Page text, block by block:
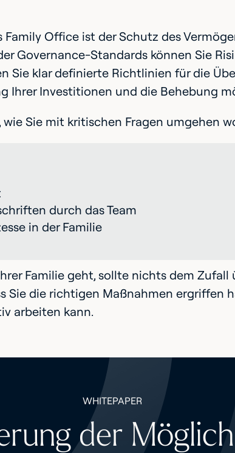
Family Office ist der Schutz des
Governance-Standards können Sie
Sie klar definierte Richtlinien für die
Ihrer Investitionen und die Behebung
Sie mit kritischen Fragen umgehen
durch das Team
in der Familie
Familie geht, sollte nichts dem Zufall
Sie die richtigen Maßnahmen ergriffen
arbeiten kann.
WHITEPAPER
der